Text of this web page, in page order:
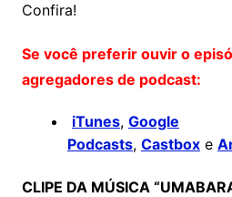
Confira!
Se você preferir ouvir o
agregadores de podcast:
iTunes, Google
Podcasts, Castboxe
CLIPE DA MÚSICA